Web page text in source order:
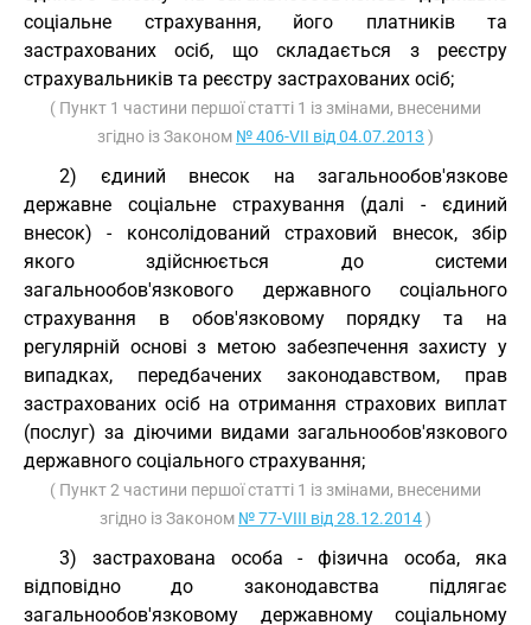
соціальне страхування, його платників та
застрахованих осіб, що складається з реєстру
страхувальників та реєстру застрахованих осіб;
( Пункт 1 частини першої статті 1 із змінами, внесеними
згідно із Законом № 406-VII від 04.07.2013 )
2) єдиний внесок на загальнообов'язкове
державне соціальне страхування (далі - єдиний
внесок) - консолідований страховий внесок, збір
якого здійснюється до системи
загальнообов'язкового державного соціального
страхування в обов'язковому порядку та на
регулярній основі з метою забезпечення захисту у
випадках, передбачених законодавством, прав
застрахованих осіб на отримання страхових виплат
(послуг) за діючими видами загальнообов'язкового
державного соціального страхування;
( Пункт 2 частини першої статті 1 із змінами, внесеними
згідно із Законом № 77-VIII від 28.12.2014)
3) застрахована особа - фізична особа, яка
відповідно до законодавства підлягає
загальнообов'язковому державному соціальному